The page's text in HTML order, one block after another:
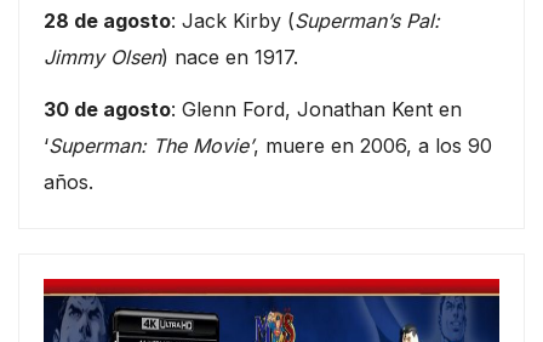
28 de agosto: Jack Kirby (Superman’s Pal:
Jimmy Olsen) nace en 1917.
30 de agosto: Glenn Ford, Jonathan Kent en
‘Superman: The Movie’, muere en 2006, a los 90
años.